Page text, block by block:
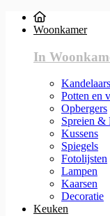
Woonkamer
In
Potten en
Opbergers
Spreien &
Kussens
Spiegels
Fotolijsten
Lampen
Kaarsen
Decoratie
Keuken